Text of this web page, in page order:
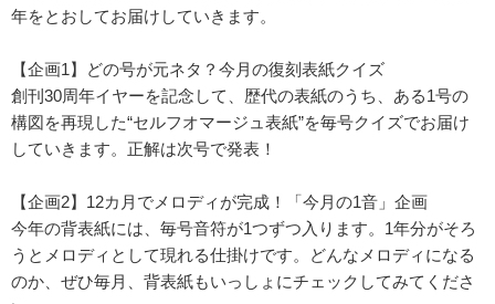
年をとおしてお届けしていきます。
【企画1】どの号が元ネタ？今月の復刻表紙クイズ
創刊30周年イヤーを記念して、歴代の表紙のうち、ある1号の
構図を再現した“セルフオマージュ表紙”を毎号クイズでお届け
していきます。正解は次号で発表！
【企画2】12カ月でメロディが完成！「今月の1音」企画
今年の背表紙には、毎号音符が1つずつ入ります。1年分がそろ
うとメロディとして現れる仕掛けです。どんなメロディになる
のか、ぜひ毎月、背表紙もいっしょにチェックしてみてくださ